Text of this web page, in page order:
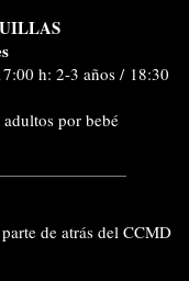
h: 2-3 años / 18:30
por bebé
de atrás del CCMD